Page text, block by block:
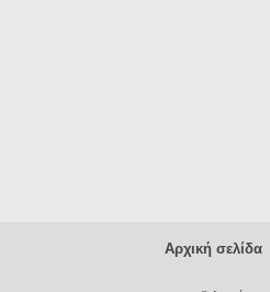
Αρχική σελίδα